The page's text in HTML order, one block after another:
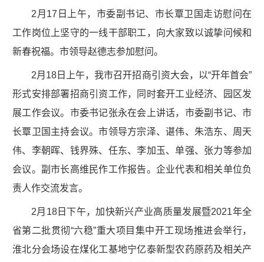
2月17日上午，市委副书记、市长覃卫国走访慰问在
工作岗位上坚守的一线干部职工，向大家致以诚挚问候和
新春祝福。市领导赵德志参加慰问。
2月18日上午，我市召开招商引资大会，以“开年首会”
形式安排部署招商引资工作，同时套开工业经济、园区发
展工作会议。市委书记张永在会上讲话，市委副书记、市
长覃卫国主持会议。市领导方宗泽、谌伟、朱浩东、周天
伟、李朝晖、钱界殊、任东、李加玉、单强、张力等参加
会议。副市长高维民作工作报告。企业代表和相关单位负
责人作交流发言。
2月18日下午，加快新兴产业高质量发展暨2021年全
省第二批贯彻“六稳”重大项目集中开工现场推进会举行，
淮北分会场设在煤化工基地宁亿泰新型农药原药及相关产